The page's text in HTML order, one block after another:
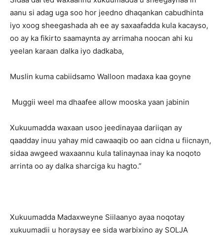
aanu si adag uga soo hor jeedno dhaqankan cabudhinta
iyo xoog sheegashada ah ee ay saxaafadda kula kacayso,
oo ay ka fikirto saamaynta ay arrimaha noocan ahi ku
yeelan karaan dalka iyo dadkaba,
Muslin kuma cabiidsamo Walloon madaxa kaa goyne
Muggii weel ma dhaafee allow mooska yaan jabinin
Xukuumadda waxaan usoo jeedinayaa dariiqan ay
qaadday inuu yahay mid cawaaqib oo aan cidna u fiicnayn,
sidaa awgeed waxaannu kula talinaynaa inay ka noqoto
arrinta oo ay dalka sharciga ku hagto.”
Xukuumadda Madaxweyne Siilaanyo ayaa noqotay
xukuumadii u horaysay ee sida warbixino ay SOLJA